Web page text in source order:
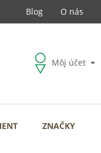
Blog O nás
Môj účet
ZNAČKY